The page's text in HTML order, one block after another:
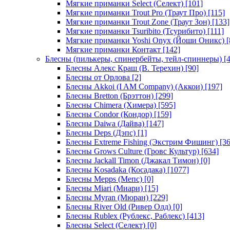
Мягкие приманки Select (Селект) [101]
Мягкие приманки Trout Pro (Траут Про) [115]
Мягкие приманки Trout Zone (Траут Зон) [133]
Мягкие приманки Tsuribito (Тсурибито) [111]
Мягкие приманки Yoshi Onyx (Йоши Оникс)
Мягкие приманки Контакт [142]
Блесны (пилькеры, спинербейты, тейл-спиннеры)
Блесны Алекс Краш (В. Терехин) [90]
Блесны от Орлова [2]
Блесны Akkoi (I AM Company) (Аккои) [197]
Блесны Bretton (Брэттон) [299]
Блесны Chimera (Химера) [595]
Блесны Condor (Кондор) [159]
Блесны Daiwa (Дайва) [147]
Блесны Deps (Дэпс) [1]
Блесны Extreme Fishing (Экстрим Фишинг)
Блесны Grows Culture (Гровс Культур) [634]
Блесны Jackall Timon (Джакал Тимон) [0]
Блесны Kosadaka (Косадака) [1077]
Блесны Mepps (Мепс) [0]
Блесны Miari (Миари) [15]
Блесны Myran (Мюран) [229]
Блесны River Old (Ривер Олд) [0]
Блесны Rublex (Рублекс, Раблекс) [413]
Блесны Select (Селект) [0]